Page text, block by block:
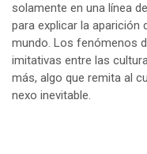
solamente en una línea
para explicar la aparición
mundo. Los fenómenos
imitativas entre las
más, algo que remita al
nexo inevitable.